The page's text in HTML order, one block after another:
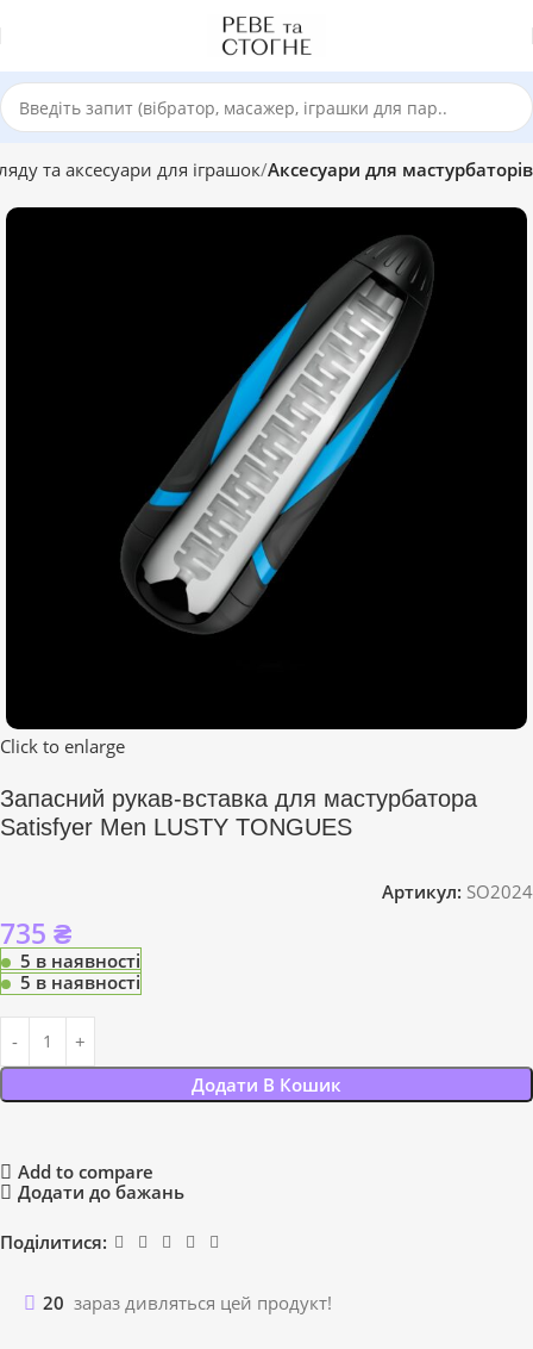
та аксесуари для іграшок Аксесуари для мастурбаторів
Click to enlarge
Запасний рукав-вставка для мастурбатора
Satisfyer Men LUSTY TONGUES
Артикул: SO2024
735 ₴
5 в наявності
5 в наявності
Додати В Кошик
Add to compare
Додати до бажань
Поділитися:
20 зараз дивляться цей продукт!